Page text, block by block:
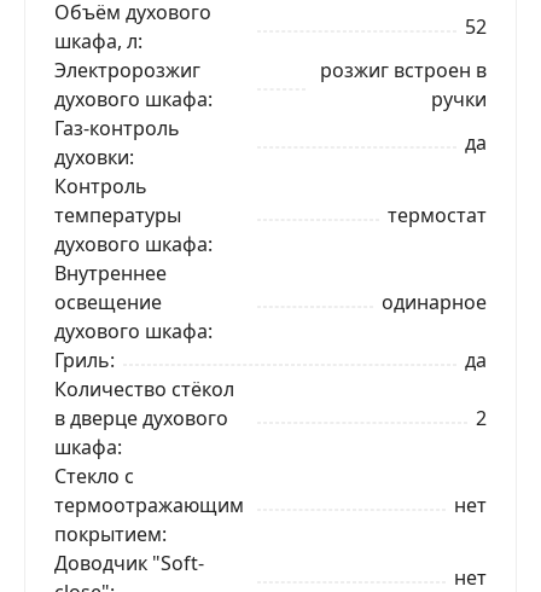
Объём духового
шкафа, л
52
Электророзжиг
духового шкафа
розжиг встроен в
ручки
Газ-контроль
духовки
да
Контроль
температуры
духового шкафа
термостат
Внутреннее
освещение
духового шкафа
одинарное
Гриль
да
Количество стёкол
в дверце духового
шкафа
2
Стекло с
термоотражающим
покрытием
нет
Доводчик "Soft-
нет
ЗАКАЗАТЬ В 1 КЛИК
Я даю согласие на обработку моих персональных
данных в соответствии
площадки